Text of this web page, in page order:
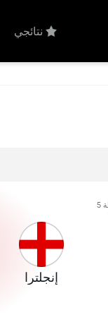
نتائجي
إنجلترا